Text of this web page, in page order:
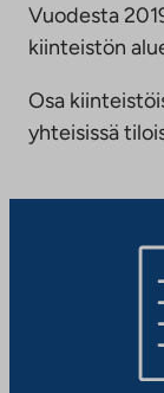
Vuodesta
kiinteistön
Osa
yhteisissä